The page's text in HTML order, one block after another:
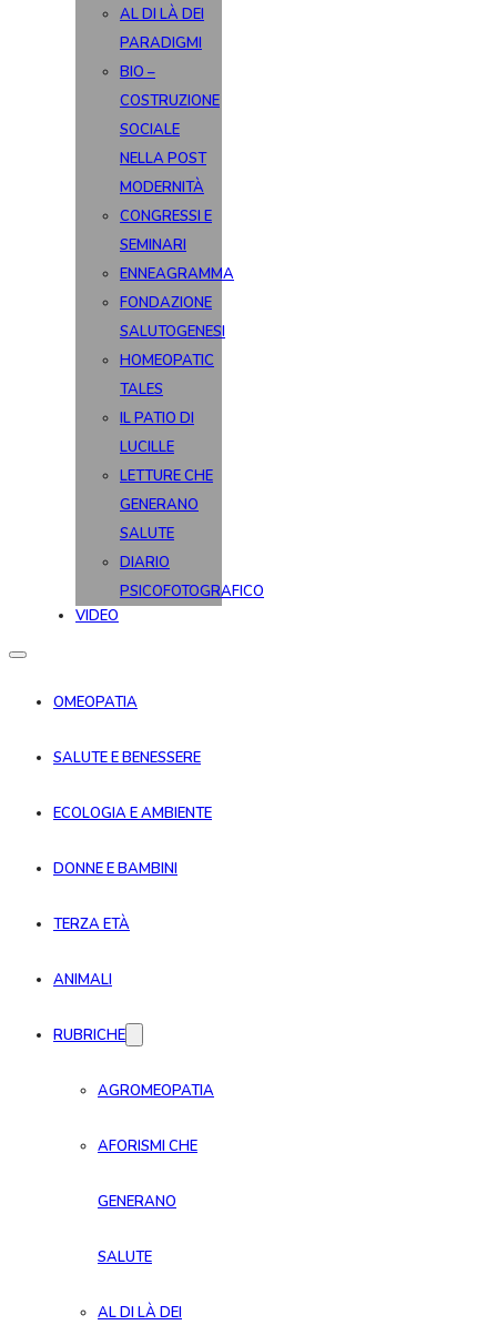
AL DI LÀ DEI
PARADIGMI
BIO –
COSTRUZIONE
SOCIALE
NELLA POST
MODERNITÀ
CONGRESSI E
SEMINARI
ENNEAGRAMMA
FONDAZIONE
SALUTOGENESI
HOMEOPATIC
TALES
IL PATIO DI
LUCILLE
LETTURE CHE
GENERANO
SALUTE
DIARIO
PSICOFOTOGRAFICO
VIDEO
OMEOPATIA
SALUTE E BENESSERE
ECOLOGIA E AMBIENTE
DONNE E BAMBINI
TERZA ETÀ
ANIMALI
RUBRICHE
AGROMEOPATIA
AFORISMI CHE
GENERANO
SALUTE
AL DI LÀ DEI